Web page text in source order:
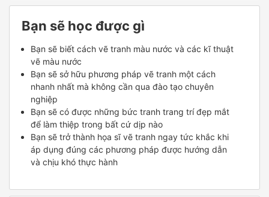
Bạn sẽ học được gì
Bạn sẽ biết cách vẽ tranh màu nước và các kĩ thuật
vẽ màu nước
Bạn sẽ sở hữu phương pháp vẽ tranh một cách
nhanh nhất mà không cần qua đào tạo chuyên
nghiệp
Bạn sẽ có được những bức tranh trang trí đẹp mắt
để làm thiệp trong bất cứ dịp nào
Bạn sẽ trở thành họa sĩ vẽ tranh ngay tức khắc khi
áp dụng đúng các phương pháp được hướng dẫn
và chịu khó thực hành